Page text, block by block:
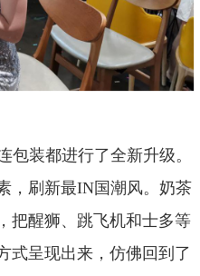
包装都进行了全新升级。
，刷新最IN国潮风。奶茶
把醒狮、跳飞机和士多等
式呈现出来，仿佛回到了